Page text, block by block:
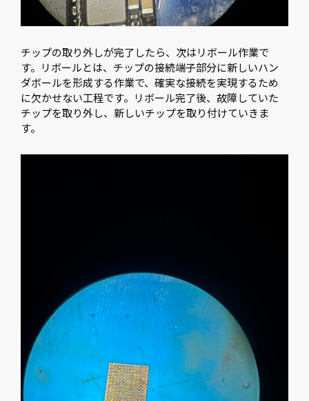
チップの取り外しが完了したら、次はリボール作業で
す。リボールとは、チップの接続端子部分に新しいハン
ダボールを形成する作業で、確実な接続を実現するため
に欠かせない工程です。リボール完了後、故障していた
チップを取り外し、新しいチップを取り付けていきま
す。